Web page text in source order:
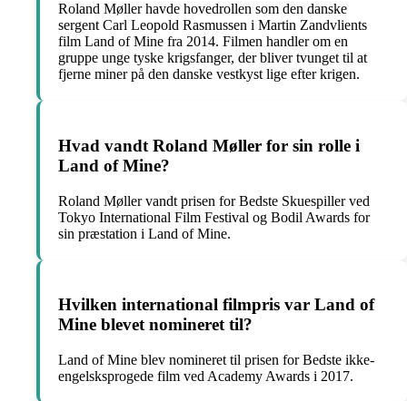
Roland Møller havde hovedrollen som den danske
sergent Carl Leopold Rasmussen i Martin Zandvlients
film Land of Mine fra 2014. Filmen handler om en
gruppe unge tyske krigsfanger, der bliver tvunget til at
fjerne miner på den danske vestkyst lige efter krigen.
Hvad vandt Roland Møller for sin rolle i
Land of Mine?
Roland Møller vandt prisen for Bedste Skuespiller ved
Tokyo International Film Festival og Bodil Awards for
sin præstation i Land of Mine.
Hvilken international filmpris var Land of
Mine blevet nomineret til?
Land of Mine blev nomineret til prisen for Bedste ikke-
engelsksprogede film ved Academy Awards i 2017.